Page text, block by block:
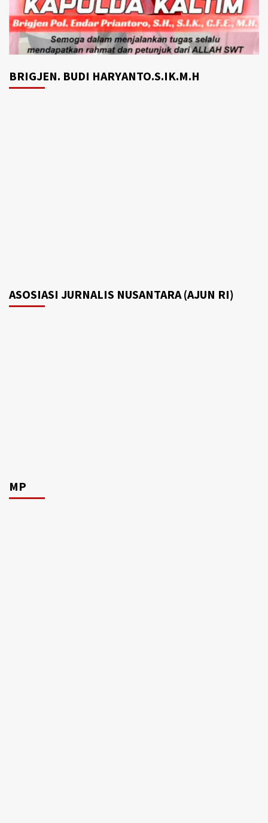
BRIGJEN. BUDI HARYANTO.S.IK.M.H
ASOSIASI JURNALIS NUSANTARA (AJUN RI)
MP